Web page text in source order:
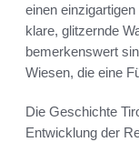
einen
klare, glitzernde
bemerkenswert
Wiesen, die eine
Die Geschichte
Entwicklung der